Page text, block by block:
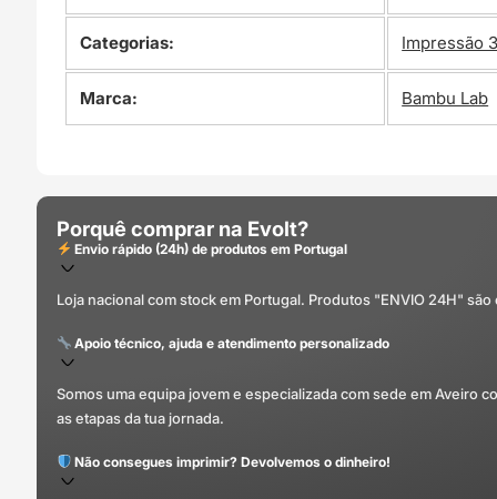
Categorias: Impressão
Marca: Bambu Lab
Porquê comprar na Evolt?
Envio rápido (24h) de produtos em Portugal
Loja nacional com stock em Portugal. Produtos "ENVIO 24H"
Apoio técnico, ajuda e atendimento personalizado
Somos uma equipa jovem e especializada com sede em Aveiro
as etapas da tua jornada.
Não consegues imprimir? Devolvemos o dinheiro!